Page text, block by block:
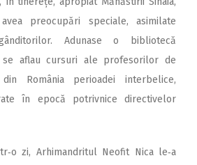
preocupări speciale, asimilate
Adunase o bibliotecă
aflau cursuri ale profesorilor de
România perioadei interbelice,
în epocă potrivnice directivelor
zi, Arhimandritul Neofit Nica le‑a